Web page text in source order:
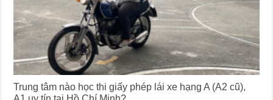
Trung tâm nào học thi giấy phép lái xe hạng A (A2 cũ),